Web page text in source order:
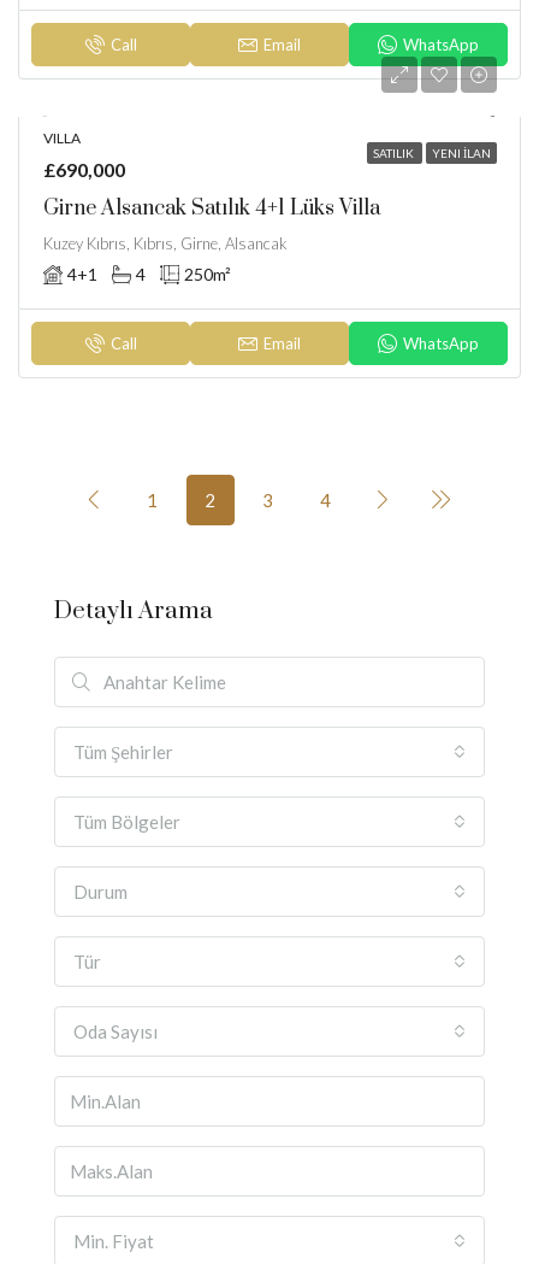
Call Email WhatsApp
SATILIK YENI İLAN
VILLA
£690,000
Girne Alsancak Satılık 4+1 Lüks Villa
Kuzey Kıbrıs, Kıbrıs, Girne, Alsancak
4+1 4 250m²
Call Email WhatsApp
1 2 3 4
Detaylı Arama
Tüm Şehirler
Tüm Bölgeler
Durum
Tür
Oda Sayısı
Min. Fiyat